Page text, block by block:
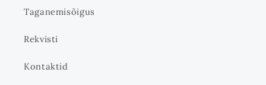
Taganemisõigus
Rekvisti
Kontaktid